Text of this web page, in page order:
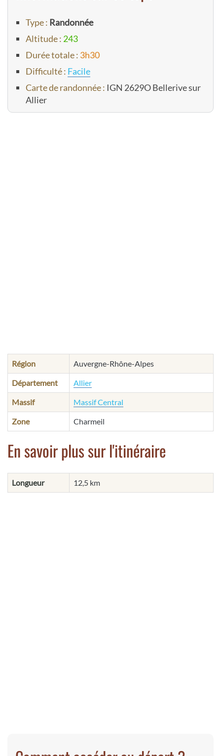
Type : Randonnée
Altitude : 243
Durée totale : 3h30
Difficulté : Facile
Carte de randonnée : IGN 2629O Bellerive sur
Allier
Région Auvergne-Rhône-Alpes
Département Allier
Massif Massif Central
Zone Charmeil
En savoir plus sur l'itinéraire
Longueur 12,5 km